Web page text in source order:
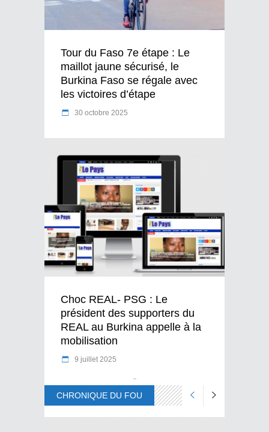
Tour du Faso 7e étape : Le
maillot jaune sécurisé, le
Burkina Faso se régale avec
les victoires d’étape
30 octobre 2025
Choc REAL- PSG : Le
président des supporters du
REAL au Burkina appelle à la
mobilisation
9 juillet 2025
CHRONIQUE DU FOU